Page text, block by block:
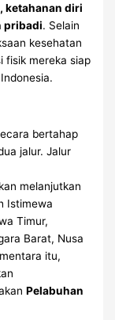
ketahanan diri
pribadi. Selain
kesehatan
fisik mereka siap
bertahap
jalur. Jalur
melanjutkan
Istimewa
Timur,
Barat, Nusa
itu,
Pelabuhan